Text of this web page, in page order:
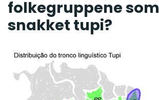
folkegruppene som
snakket tupi?